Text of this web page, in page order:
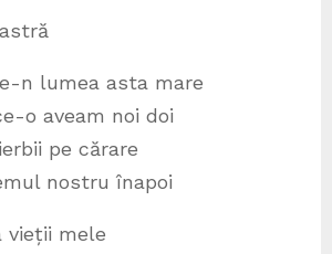
n lumea asta mare
o aveam noi doi
pe cărare
nostru înapoi
vieții mele